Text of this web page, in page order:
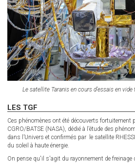
Le satellite Taranis en cours d’essais en
LES TGF
Ces phénomènes ont été découverts fortuitement
CGRO/BATSE (NASA), dédié à l’étude des
dans l’Univers et confirmés par le satellite
du soleil à haute énergie.
On pense qu'il s'agit du rayonnement de freinage